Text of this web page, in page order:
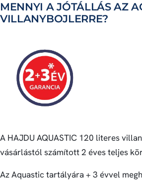
MENNYI A JÓTÁLLÁS AZ
VILLANYBOJLERRE?
A HAJDU AQUASTIC 120 literes
vásárlástól számított 2 éves teljes
Az Aquastic tartályára + 3 évvel